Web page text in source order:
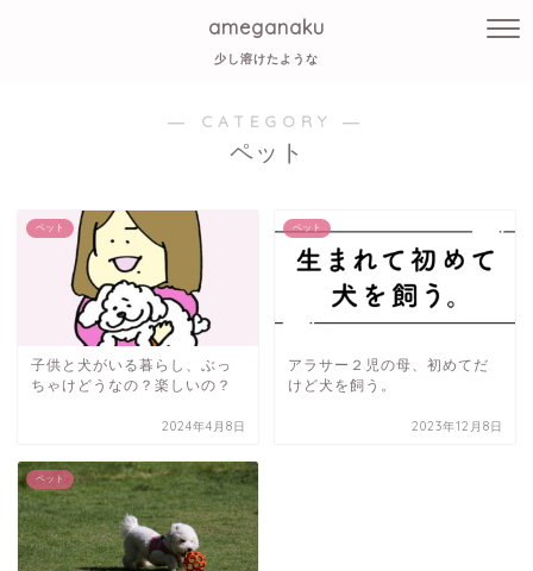
ameganaku
少し溶けたような
― CATEGORY ―
ペット
ペット
子供と犬がいる暮らし、ぶっ
ちゃけどうなの？楽しいの？
2024年4月8日
ペット
アラサー２児の母、初めてだ
けど犬を飼う。
2023年12月8日
ペット